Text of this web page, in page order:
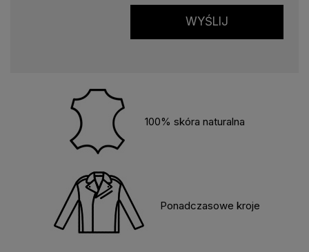
WYŚLIJ
100% skóra naturalna
Ponadczasowe kroje